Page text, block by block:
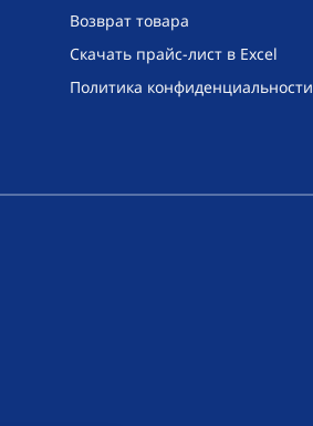
Возврат товара
Скачать прайс-лист в Excel
Политика конфиденциальности